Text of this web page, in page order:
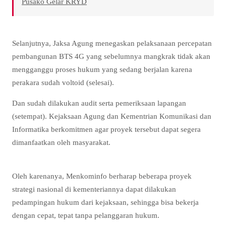
Selanjutnya, Jaksa Agung menegaskan pelaksanaan percepatan
pembangunan BTS 4G yang sebelumnya mangkrak tidak akan
mengganggu proses hukum yang sedang berjalan karena
perakara sudah voltoid (selesai).
Dan sudah dilakukan audit serta pemeriksaan lapangan
(setempat). Kejaksaan Agung dan Kementrian Komunikasi dan
Informatika berkomitmen agar proyek tersebut dapat segera
dimanfaatkan oleh masyarakat.
Oleh karenanya, Menkominfo berharap beberapa proyek
strategi nasional di kementeriannya dapat dilakukan
pedampingan hukum dari kejaksaan, sehingga bisa bekerja
dengan cepat, tepat tanpa pelanggaran hukum.